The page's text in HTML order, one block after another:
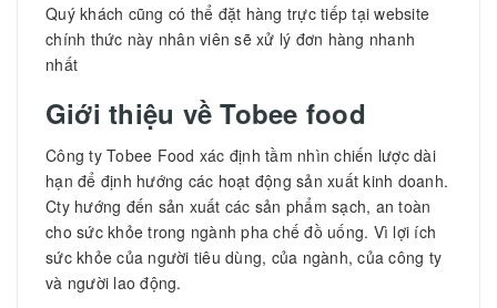
Quý khách cũng có thể đặt hàng trực tiếp tại website
chính thức này nhân viên sẽ xử lý đơn hàng nhanh
nhất
Giới thiệu về Tobee food
Công ty Tobee Food xác định tầm nhìn chiến lược dài
hạn để định hướng các hoạt động sản xuất kinh doanh.
Cty hướng đến sản xuất các sản phẩm sạch, an toàn
cho sức khỏe trong ngành pha chế đồ uống. Vì lợi ích
sức khỏe của người tiêu dùng, của ngành, của công ty
và người lao động.